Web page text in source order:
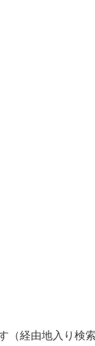
（経由地入り検